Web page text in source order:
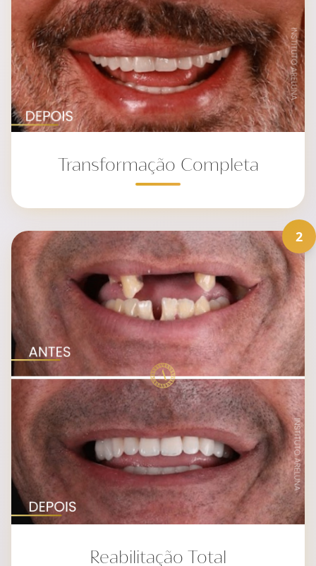
Transformação Completa
Reabilitação Total
2